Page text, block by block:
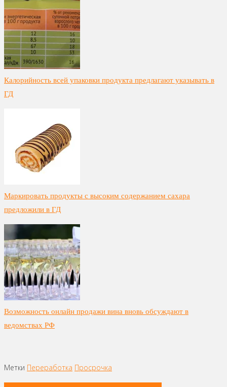
Калорийность всей упаковки продукта предлагают указывать в
ГД
Маркировать продукты с высоким содержанием сахара
предложили в ГД
Возможность онлайн продажи вина вновь обсуждают в
ведомствах РФ
Метки Переработка Просрочка